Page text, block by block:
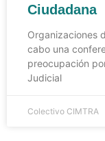
Ciudadana
Organizaciones
cabo una
preocupación
Judicial
Colectivo CIMTRA